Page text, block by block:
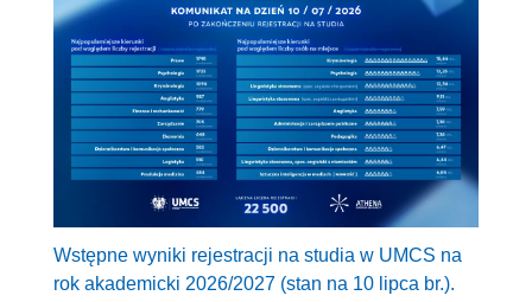
Wstępne wyniki rejestracji na studia w UMCS na
rok akademicki 2026/2027 (stan na 10 lipca br.).